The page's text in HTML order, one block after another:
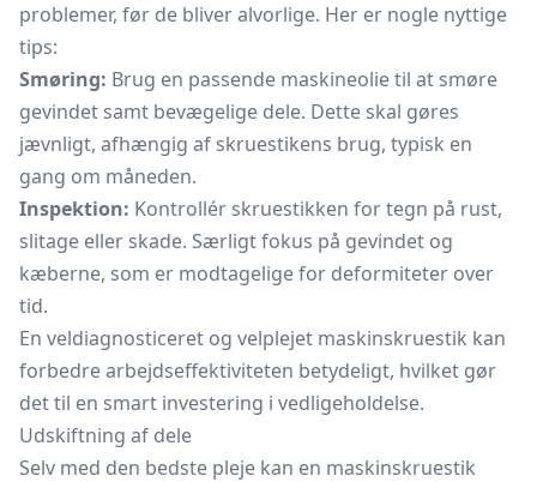
problemer, før de bliver alvorlige. Her er nogle nyttige
tips:
Smøring: Brug en passende maskineolie til at smøre
gevindet samt bevægelige dele. Dette skal gøres
jævnligt, afhængig af skruestikens brug, typisk en
gang om måneden.
Inspektion: Kontrollér skruestikken for tegn på rust,
slitage eller skade. Særligt fokus på gevindet og
kæberne, som er modtagelige for deformiteter over
tid.
En veldiagnosticeret og velplejet maskinskruestik kan
forbedre arbejdseffektiviteten betydeligt, hvilket gør
det til en smart investering i vedligeholdelse.
Udskiftning af dele
Selv med den bedste pleje kan en maskinskruestik